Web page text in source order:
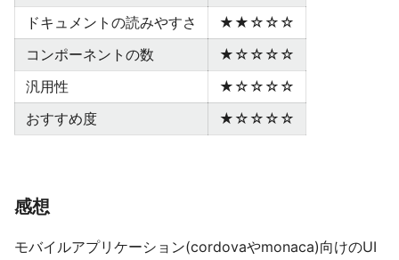
ドキュメントの読みやすさ
★★☆☆☆
コンポーネントの数
★☆☆☆☆
汎用性
★☆☆☆☆
おすすめ度
★☆☆☆☆
感想
モバイルアプリケーション(cordovaやmonaca)向けのUI